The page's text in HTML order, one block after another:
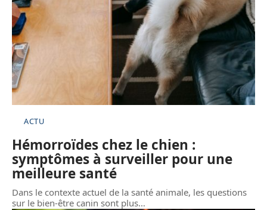
ACTU
Hémorroïdes chez le chien :
symptômes à surveiller pour une
meilleure santé
Dans le contexte actuel de la santé animale, les questions
sur le bien-être canin sont plus…